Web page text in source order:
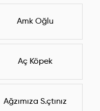
Amk Oğlu
Aç Köpek
Ağzımıza S.çtınız